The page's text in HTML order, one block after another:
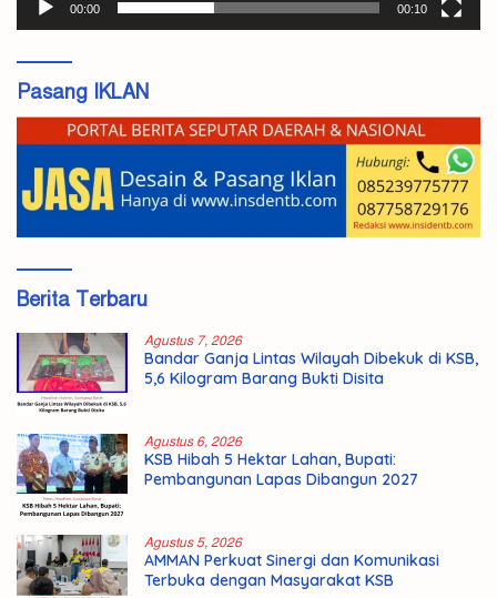
00:00 00:10
Pasang IKLAN
Berita Terbaru
Agustus 7, 2026
Bandar Ganja Lintas Wilayah Dibekuk di KSB,
5,6 Kilogram Barang Bukti Disita
Agustus 6, 2026
KSB Hibah 5 Hektar Lahan, Bupati:
Pembangunan Lapas Dibangun 2027
Agustus 5, 2026
AMMAN Perkuat Sinergi dan Komunikasi
Terbuka dengan Masyarakat KSB